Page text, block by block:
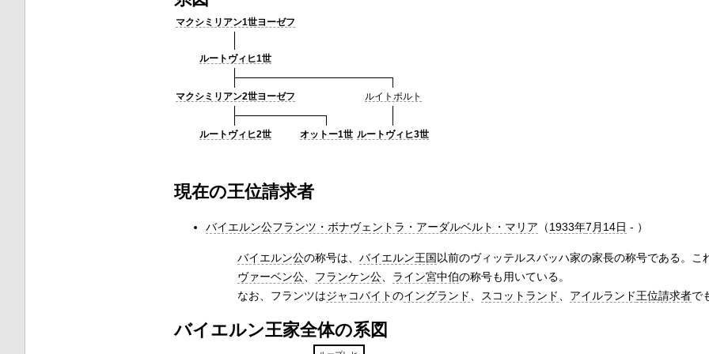
マクシミリアン1世ヨーゼフ
ルートヴィヒ1世
マクシミリアン2世ヨーゼフ ルイトポルト
ルートヴィヒ2世 オットー1世 ルートヴィヒ3世
現在の王位請求者
バイエルン公フランツ・ボナヴェントラ・アーダルベルト・マリア （1933年7月14日 - ）
バイエルン公の称号は、 バイエルン王国 以前のヴィッテルスバッハ家の家長の称号である。こ
ヴァーベン公、 フランケン公、 ライン宮中伯の称号も用いている。
なお、フランツはジャコバイトのイングランド スコットランド アイルランド王位請求者で
バイエルン王家全体の系図